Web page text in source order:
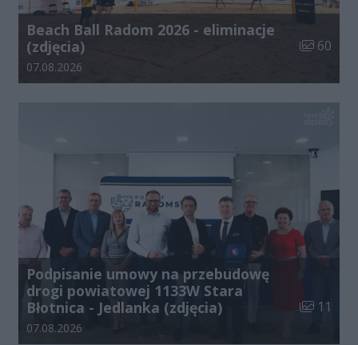
Beach Ball Radom 2026 - eliminacje
(zdjęcia)
Liczba
60
Data dodania galerii:
07.08.2026
Podpisanie umowy na przebudowę
drogi powiatowej 1133W Stara
Błotnica - Jedlanka (zdjęcia)
Liczba
11
Data dodania galerii:
07.08.2026